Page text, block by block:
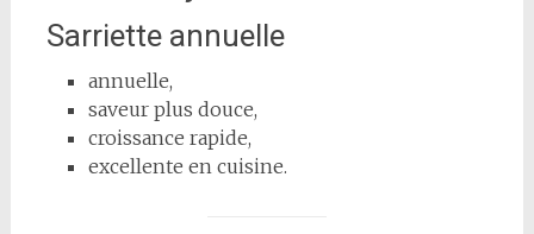
Sarriette annuelle
annuelle,
saveur plus douce,
croissance rapide,
excellente en cuisine.